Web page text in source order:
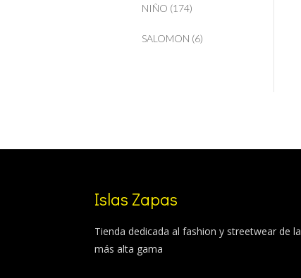
NIÑO (174)
SALOMON (6)
Islas Zapas
Tienda dedicada al fashion y streetwear de la
más alta gama